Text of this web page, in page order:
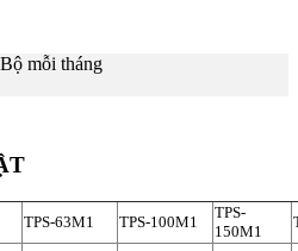
mỗi tháng
TPS-63M1 TPS-100M1
TPS-
150M1